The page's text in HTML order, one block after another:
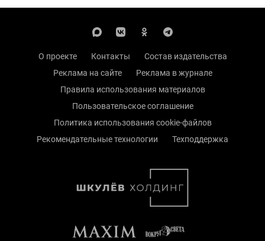
О проекте Контакты
Состав издательства
Реклама на сайте
Реклама в журнале
Правила использования материалов
Пользовательское соглашение
Политика использования cookie-файлов
Рекомендательные технологии
Техподдержка